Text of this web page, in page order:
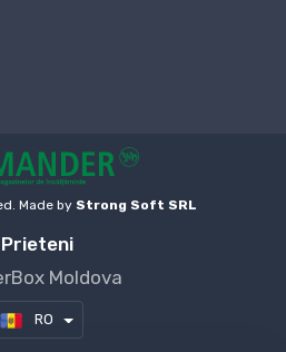
Made by Strong Soft SRL
Prieteni
Moldova
RO